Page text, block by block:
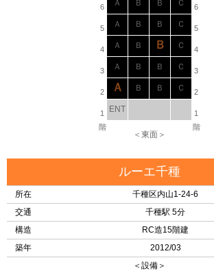
6 Ａ Ｂ Ｂ Ｃ 6
5 Ａ Ｂ Ｂ Ｃ 5
4 Ａ Ｂ Ｂ Ｃ 4
3 Ａ Ｂ Ｂ Ｃ 3
2 Ａ Ｂ Ｂ Ｃ 2
1 ENT
1
階
＜東面＞
階
ルーエ千種
所在
千種区内山1-24-6
交通
千種駅 5分
構造
RC造15階建
築年
2012/03
＜設備＞